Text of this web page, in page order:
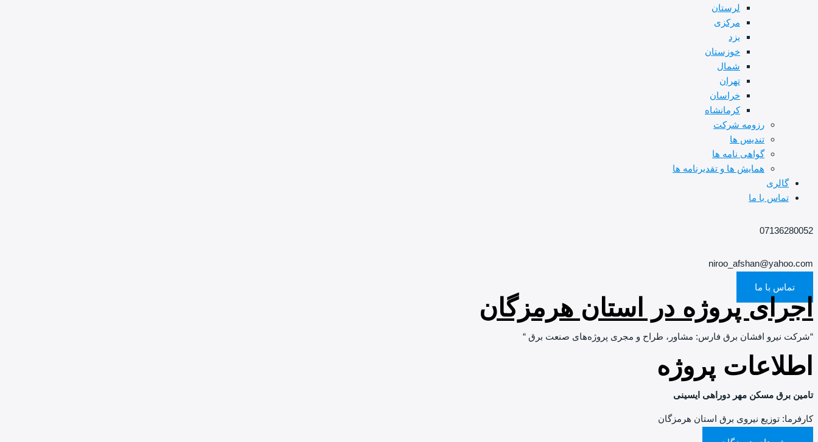
لرستان
مرکزی
یزد
خوزستان
شمال
تهران
خراسان
کرمانشاه
رزومه شرکت
تندیس ها
گواهی نامه ها
همایش ها و تقدیرنامه ها
گالری
تماس با ما
07136280052
niroo_afshan@yahoo.com
تماس با ما
اجرای پروژه در استان هرمزگان
“شرکت نیرو افشان برق فارس: مشاور، طراح و مجری پروژه‌های صنعت برق “
اطلاعات پروژه
تامین برق مسکن مهر دوراهی ایسینی
کارفرما: توزیع نیروی برق استان هرمزگان